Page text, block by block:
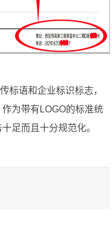
语和企业标识标志，
为带有LOGO的标准统
足而且十分规范化。